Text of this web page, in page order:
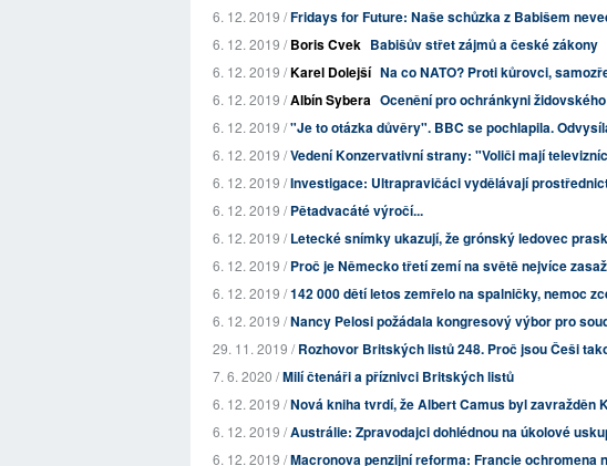
6. 12. 2019 /Fridays for Future: Naše schůzka z Babišem
6. 12. 2019 /Boris Cvek Babišův střet zájmů a české zákony
6. 12. 2019 /Karel Dolejší Na co NATO? Proti kůrovci,
6. 12. 2019 /Albín Sybera Ocenění pro ochránkyni
6. 12. 2019 /"Je to otázka důvěry". BBC se pochlapila.
6. 12. 2019 /Vedení Konzervativní strany: "Voliči mají
6. 12. 2019 /Investigace: Ultrapravičáci vydělávají
6. 12. 2019 /Pětadvacáté výročí...
6. 12. 2019 /Letecké snímky ukazují, že grónský ledovec
6. 12. 2019 /Proč je Německo třetí zemí na světě nejvíce
6. 12. 2019 /142 000 dětí letos zemřelo na spalničky, nemoc
6. 12. 2019 /Nancy Pelosi požádala kongresový výbor pro
29. 11. 2019 /Rozhovor Britských listů 248. Proč jsou Češi
7. 6. 2020 /Milí čtenáři a příznivci Britských listů
6. 12. 2019 /Nová kniha tvrdí, že Albert Camus byl zavražděn
6. 12. 2019 /Austrálie: Zpravodajci dohlédnou na úkolové
6. 12. 2019 /Macronova penzijní reforma: Francie ochromena